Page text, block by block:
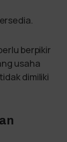
berpikir
usaha
dimiliki